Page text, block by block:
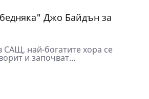
Джо Байдън за
САЩ, най-богатите хора се
и започват...